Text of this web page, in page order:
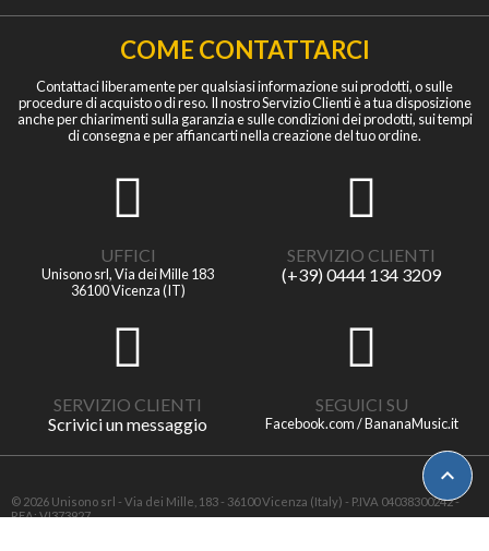

COME CONTATTARCI
Contattaci liberamente per qualsiasi informazione sui prodotti, o sulle
procedure di acquisto o di reso. Il nostro Servizio Clienti è a tua disposizione
anche per chiarimenti sulla garanzia e sulle condizioni dei prodotti, sui tempi
di consegna e per affiancarti nella creazione del tuo ordine.
UFFICI
Unisono srl, Via dei Mille 183
36100 Vicenza (IT)
SERVIZIO CLIENTI
(+39) 0444 134 3209
SERVIZIO CLIENTI
Scrivici un messaggio
SEGUICI SU
Facebook.com / BananaMusic.it
© 2026 Unisono srl - Via dei Mille, 183 - 36100 Vicenza (Italy) - P.IVA 04038300242 -
REA: VI373927